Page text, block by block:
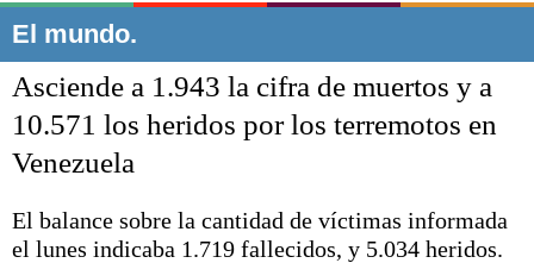
El mundo
Seguridad
Opinión
Liga del Sur
Básquetbol
El mundo.
Asciende a 1.943 la cifra de muertos y a
10.571 los heridos por los terremotos en
Venezuela
El balance sobre la cantidad de víctimas informada
el lunes indicaba 1.719 fallecidos, y 5.034 heridos.